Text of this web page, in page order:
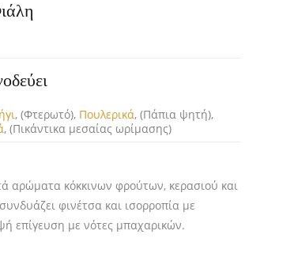
, (Φτερωτό), Πουλερικά, (Πάπια ψητή),
, (Πικάντικα μεσαίας ωρίμασης)
αρώματα κόκκινων φρούτων, κερασιού και
φινέτσα και ισορροπία με
επίγευση με νότες μπαχαρικών.